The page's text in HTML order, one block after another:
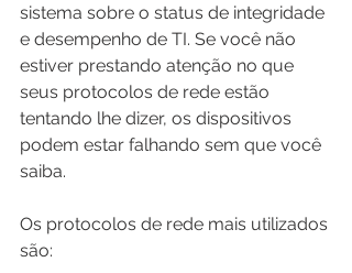
sistema sobre o status de integridade
e desempenho de TI. Se você não
estiver prestando atenção no que
seus protocolos de rede estão
tentando lhe dizer, os dispositivos
podem estar falhando sem que você
saiba.
Os protocolos de rede mais utilizados
são: